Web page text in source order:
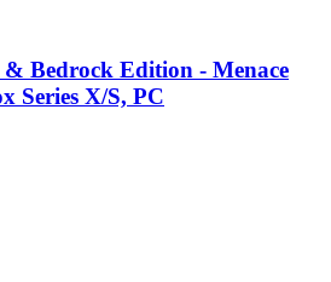
Bedrock Edition - Menace
Series X/S, PC